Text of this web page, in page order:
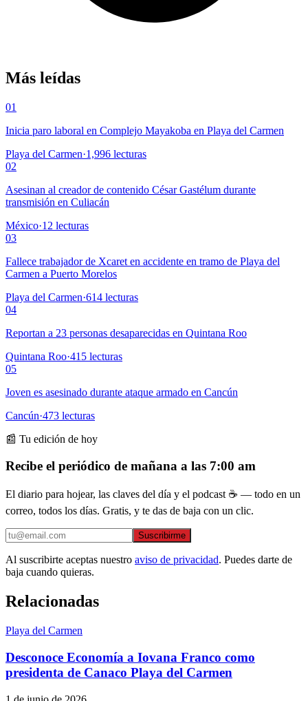
Más leídas
01
Inicia paro laboral en Complejo Mayakoba en Playa del Carmen
Playa del Carmen·1,996 lecturas
02
Asesinan al creador de contenido César Gastélum durante
transmisión en Culiacán
México·12 lecturas
03
Fallece trabajador de Xcaret en accidente en tramo de Playa del
Carmen a Puerto Morelos
Playa del Carmen·614 lecturas
04
Reportan a 23 personas desaparecidas en Quintana Roo
Quintana Roo·415 lecturas
05
Joven es asesinado durante ataque armado en Cancún
Cancún·473 lecturas
📰 Tu edición de hoy
Recibe el periódico de mañana a las 7:00 am
El diario para hojear, las claves del día y el podcast ☕ — todo en un
correo, todos los días. Gratis, y te das de baja con un clic.
Suscribirme
Al suscribirte aceptas nuestro aviso de privacidad. Puedes darte de
baja cuando quieras.
Relacionadas
Playa del Carmen
Desconoce Economía a Iovana Franco como
presidenta de Canaco Playa del Carmen